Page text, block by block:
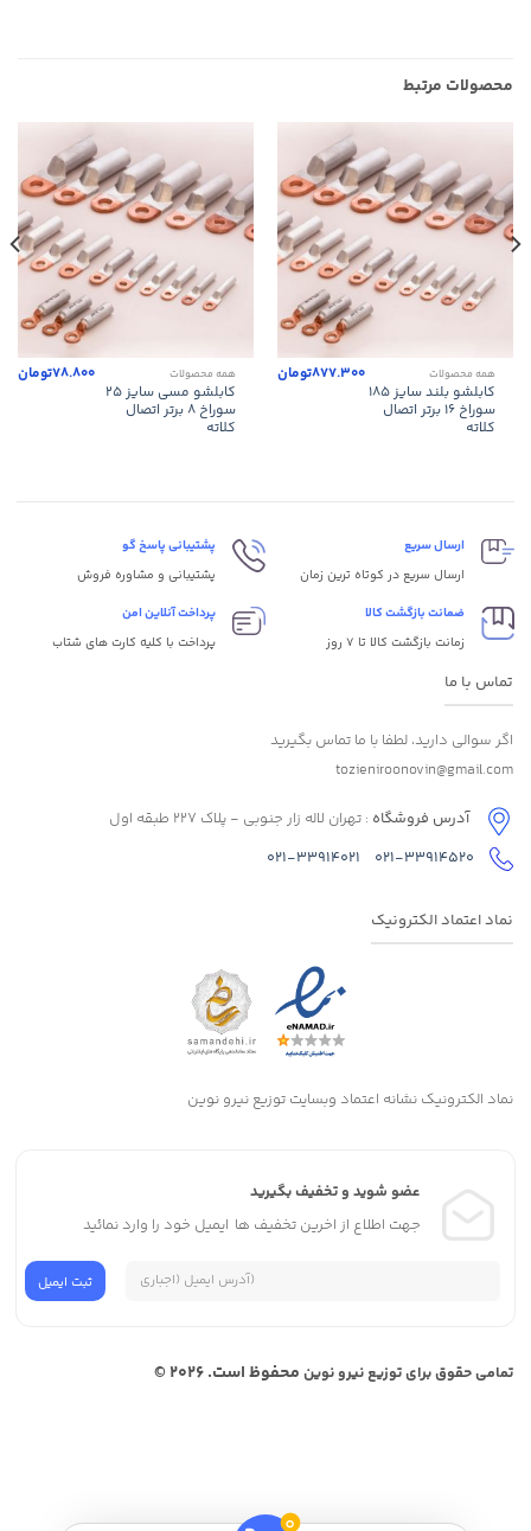
محصولات مرتبط
همه محصولات
کابلشو بلند سایز ۱۸۵
سوراخ ۱۶ برتر اتصال
کلاته
877.300تومان همه محصولات
کابلشو مسی سایز ۲۵
سوراخ ۸ برتر اتصال
کلاته
78.800تومان
ارسال سریع
ارسال سریع در کوتاه ترین زمان
پشتیبانی پاسخ گو
پشتیبانی و مشاوره فروش
ضمانت بازگشت کالا
زمانت بازگشت کالا تا 7 روز
پرداخت آنلاین امن
پرداخت با کلیه کارت های شتاب
تماس با ما
اگر سوالی دارید، لطفا با ما تماس بگیرید
tozieniroonovin@gmail.com
آدرس فروشگاه : تهران لاله زار جنوبی - پلاک 227 طبقه اول
021-33914520
021-33914021
نماد اعتماد الکترونیک
نماد الکترونیک نشانه اعتماد وبسایت توزیع نیرو نوین
عضو شوید و تخفیف بگیرید
جهت اطلاع از اخرین تخفیف ها ایمیل خود را وارد نمائید
تمامی حقوق برای توزیع نیرو نوین محفوظ است. 2026 ©